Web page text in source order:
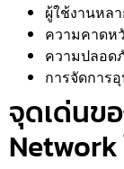
ผู้ใช้งานหล
ความคาดห
ความปลอด
การจัดการ
จุดเด่นข
Network